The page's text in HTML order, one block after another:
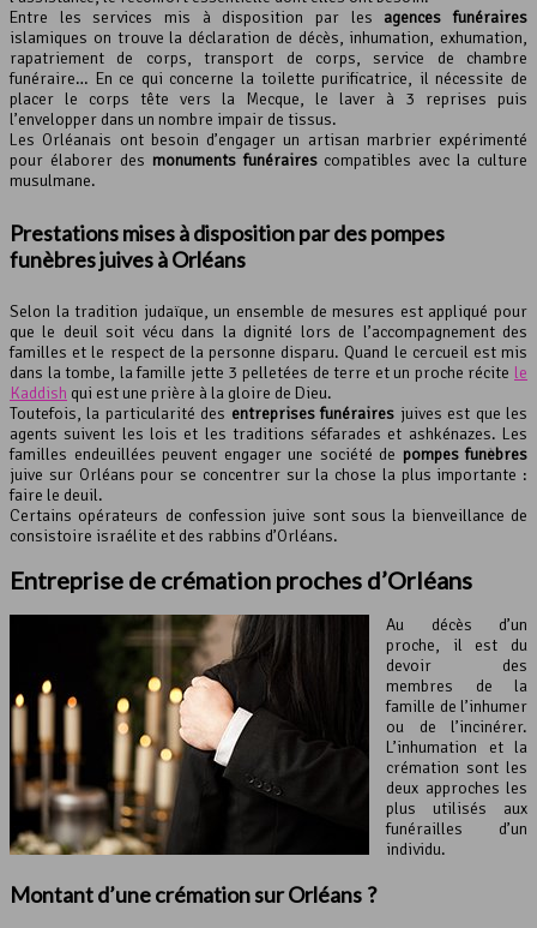
Entre les services mis à disposition par les agences funéraires
islamiques on trouve la déclaration de décès, inhumation, exhumation,
rapatriement de corps, transport de corps, service de chambre
funéraire… En ce qui concerne la toilette purificatrice, il nécessite de
placer le corps tête vers la Mecque, le laver à 3 reprises puis
l’envelopper dans un nombre impair de tissus.
Les Orléanais ont besoin d’engager un artisan marbrier expérimenté
pour élaborer des monuments funérairescompatibles avec la culture
musulmane.
Prestations mises à disposition par des pompes
funèbres juives à Orléans
Selon la tradition judaïque, un ensemble de mesures est appliqué pour
que le deuil soit vécu dans la dignité lors de l’accompagnement des
familles et le respect de la personne disparu. Quand le cercueil est mis
dans la tombe, la famille jette 3 pelletées de terre et un proche récite le
Kaddish qui est une prière à la gloire de Dieu.
Toutefois, la particularité des entreprises funéraires juives est que les
agents suivent les lois et les traditions séfarades et ashkénazes. Les
familles endeuillées peuvent engager une société de pompes funèbres
juive sur Orléans pour se concentrer sur la chose la plus importante :
faire le deuil.
Certains opérateurs de confession juive sont sous la bienveillance de
consistoire israélite et des rabbins d’Orléans.
Entreprise de crémation proches d’Orléans
Au décès d’un
proche, il est du
devoir des
membres de la
famille de l’inhumer
ou de l’incinérer.
L’inhumation et la
crémation sont les
deux approches les
plus utilisés aux
funérailles d’un
individu.
Montant d’une crémation sur Orléans ?